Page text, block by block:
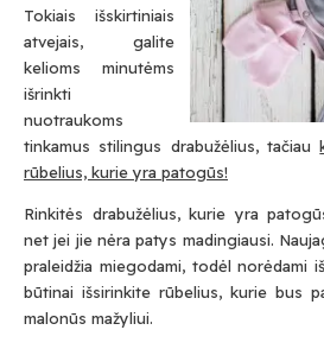
Tokiais išskirtiniais
atvejais, galite
kelioms minutėms
išrinkti
nuotraukoms
tinkamus stilingus drabužėlius, tačiau
rūbelius, kurie yra patogūs!
Rinkitės drabužėlius, kurie yra
net jei jie nėra patys madingiausi.
praleidžia miegodami, todėl norėdami
būtinai išsirinkite rūbelius, kurie bus
malonūs mažyliui.